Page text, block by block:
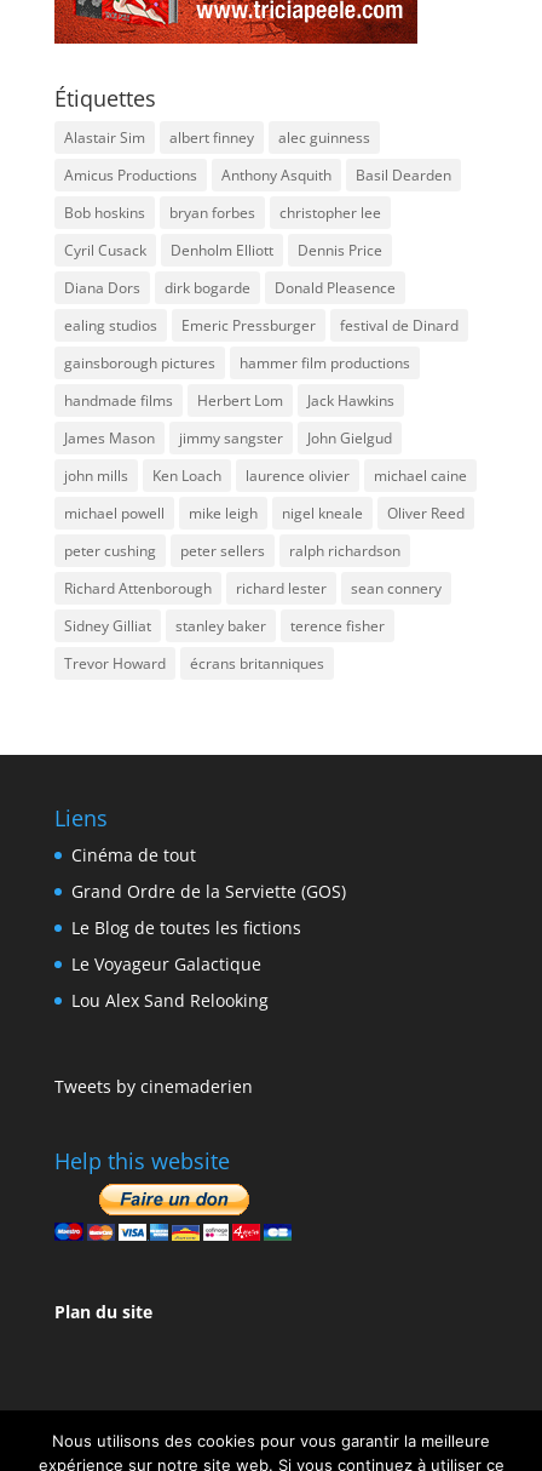
Étiquettes
Alastair Sim albert finney
alec guinness
Amicus Productions
Anthony Asquith
Basil Dearden
Bob hoskins
bryan forbes
christopher lee
Cyril Cusack
Denholm Elliott
Dennis Price
Diana Dors
dirk bogarde
Donald Pleasence
ealing studios
Emeric Pressburger
festival de Dinard
gainsborough pictures
hammer film productions
handmade films
Herbert Lom
Jack Hawkins
James Mason
jimmy sangster
John Gielgud
john mills
Ken Loach laurence olivier
michael caine
michael powell
mike leigh nigel kneale
Oliver Reed
peter cushing
peter sellers
ralph richardson
Richard Attenborough
richard lester
sean connery
Sidney Gilliat
stanley baker
terence fisher
Trevor Howard
écrans britanniques
Liens
Cinéma de tout
Grand Ordre de la Serviette (GOS)
Le Blog de toutes les fictions
Le Voyageur Galactique
Lou Alex Sand Relooking
Tweets by cinemaderien
Help this website
Plan du site
Nous utilisons des cookies pour vous garantir la meilleure
expérience sur notre site web. Si vous continuez à utiliser ce